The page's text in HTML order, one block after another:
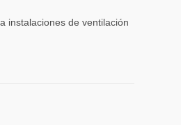
instalaciones de ventilación